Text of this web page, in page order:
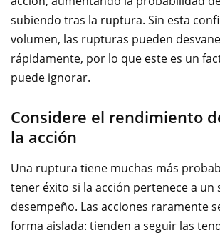
subiendo tras la ruptura. Sin esta
volumen, las rupturas pueden
rápidamente, por lo que este es un
puede ignorar.
Considere el rendimiento
la acción
Una ruptura tiene muchas más
tener éxito si la acción pertenece a un
desempeño. Las acciones raramente
forma aislada: tienden a seguir las